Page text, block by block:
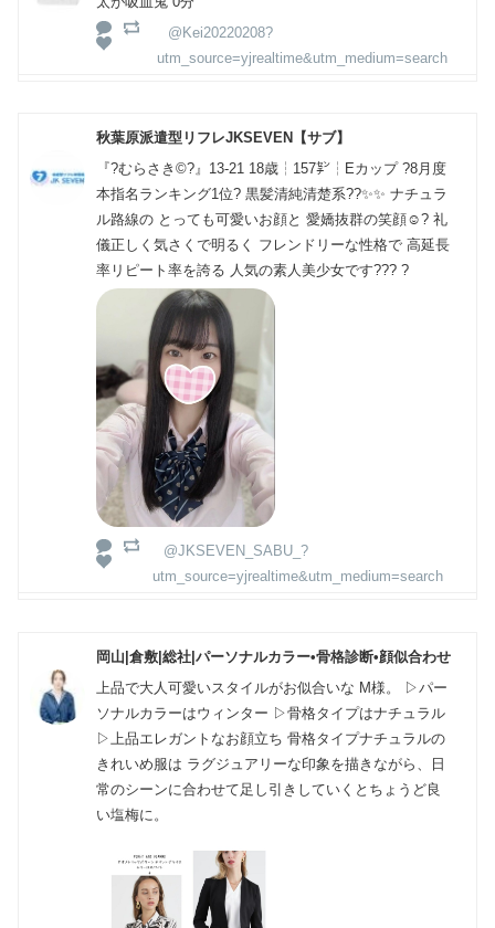
@Kei20220208?
utm_source=yjrealtime&utm_medium=search
秋葉原派遣型リフレJKSEVEN【サブ】
『?むらさき©︎?』13-21 18歳┆157㌢┆Eカップ ?8月度
本指名ランキング1位? 黒髪清純清楚系??✨✨ ナチュラ
ル路線の とっても可愛いお顔と 愛嬌抜群の笑顔☺️? 礼
儀正しく気さくで明るく フレンドリーな性格で 高延長
率リピート率を誇る 人気の素人美少女です??? ?
@JKSEVEN_SABU_?
utm_source=yjrealtime&utm_medium=search
岡山|倉敷|総社|パーソナルカラー•骨格診断•顔似合わせ
上品で大人可愛いスタイルがお似合いな M様。 ▷パー
ソナルカラーはウィンター ▷骨格タイプはナチュラル
▷上品エレガントなお顔立ち 骨格タイプナチュラルの
きれいめ服は ラグジュアリーな印象を描きながら、日
常のシーンに合わせて足し引きしていくとちょうど良
い塩梅に。